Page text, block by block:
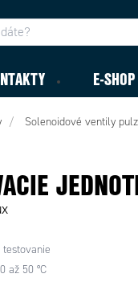
E-SHOP
Solenoidové ventily
až 50 °C